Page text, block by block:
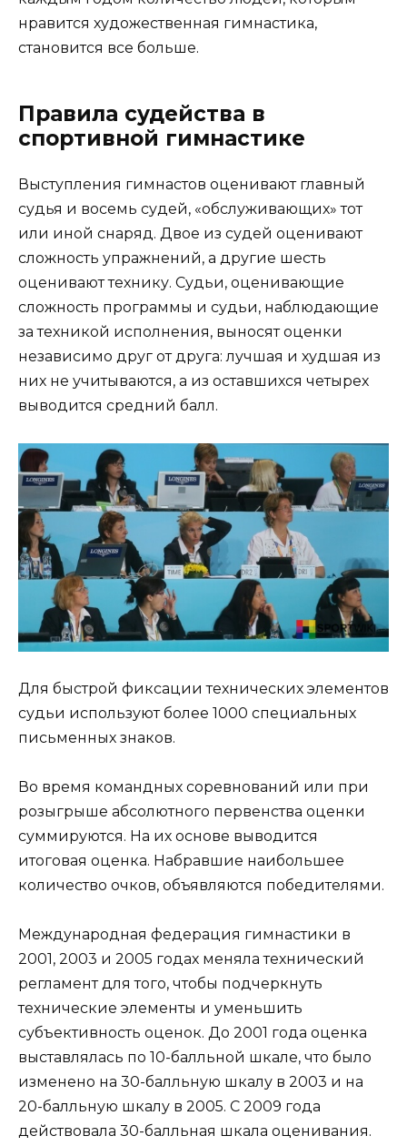
нравится художественная гимнастика,
становится все больше.
Правила судейства в
спортивной гимнастике
Выступления гимнастов оценивают главный
судья и восемь судей, «обслуживающих» тот
или иной снаряд. Двое из судей оценивают
сложность упражнений, а другие шесть
оценивают технику. Судьи, оценивающие
сложность программы и судьи, наблюдающие
за техникой исполнения, выносят оценки
независимо друг от друга: лучшая и худшая из
них не учитываются, а из оставшихся четырех
выводится средний балл.
Для быстрой фиксации технических элементов
судьи используют более 1000 специальных
письменных знаков.
Во время командных соревнований или при
розыгрыше абсолютного первенства оценки
суммируются. На их основе выводится
итоговая оценка. Набравшие наибольшее
количество очков, объявляются победителями.
Международная федерация гимнастики в
2001, 2003 и 2005 годах меняла технический
регламент для того, чтобы подчеркнуть
технические элементы и уменьшить
субъективность оценок. До 2001 года оценка
выставлялась по 10-балльной шкале, что было
изменено на 30-балльную шкалу в 2003 и на
20-балльную шкалу в 2005. С 2009 года
действовала 30-балльная шкала оценивания.